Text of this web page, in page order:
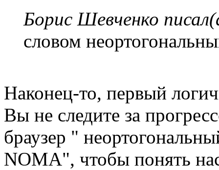
Борис Шевченко
словом
Наконец-то, первый
Вы не следите за
браузер "
NOMA", чтобы понять